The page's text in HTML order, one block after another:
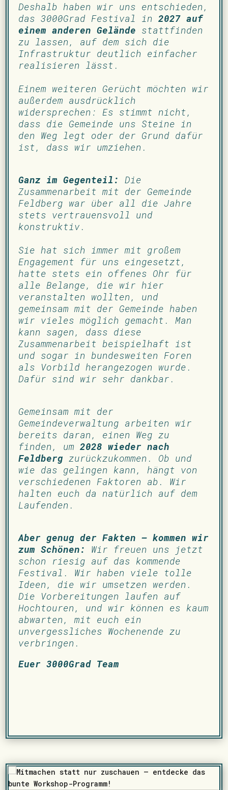
Deshalb haben wir uns entschieden,
das 3000Grad Festival in2027 auf
einem anderen Gelände stattfinden
zu lassen, auf dem sich die
Infrastruktur deutlich einfacher
realisieren lässt.
Einem weiteren Gerücht möchten wir
außerdem ausdrücklich
widersprechen: Es stimmt nicht,
dass die Gemeinde uns Steine in
den Weg legt oder der Grund dafür
ist, dass wir umziehen.
Ganz im Gegenteil: Die
Zusammenarbeit mit der Gemeinde
Feldberg war über all die Jahre
stets vertrauensvoll und
konstruktiv.
Sie hat sich immer mit großem
Engagement für uns eingesetzt,
hatte stets ein offenes Ohr für
alle Belange, die wir hier
veranstalten wollten, und
gemeinsam mit der Gemeinde haben
wir vieles möglich gemacht. Man
kann sagen, dass diese
Zusammenarbeit beispielhaft ist
und sogar in bundesweiten Foren
als Vorbild herangezogen wurde.
Dafür sind wir sehr dankbar.
Gemeinsam mit der
Gemeindeverwaltung arbeiten wir
bereits daran, einen Weg zu
finden, um2028 wieder nach
Feldberg zurückzukommen. Ob und
wie das gelingen kann, hängt von
verschiedenen Faktoren ab. Wir
halten euch da natürlich auf dem
Laufenden.
Aber genug der Fakten – kommen wir
zum Schönen:
Wir freuen uns jetzt
schon riesig auf das kommende
Festival. Wir haben viele tolle
Ideen, die wir umsetzen werden.
Die Vorbereitungen laufen auf
Hochtouren, und wir können es kaum
abwarten, mit euch ein
unvergessliches Wochenende zu
verbringen.
Euer 3000Grad Team